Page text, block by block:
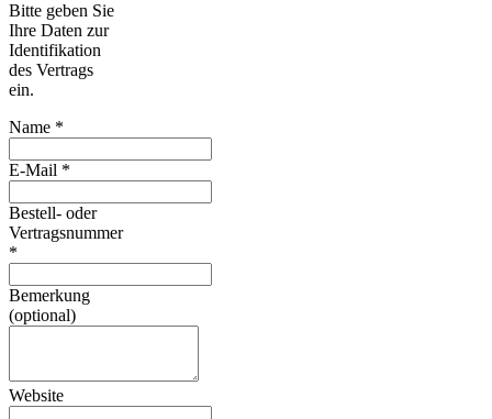
Bitte geben Sie
Ihre Daten zur
Identifikation
des Vertrags
ein.
Name *
E-Mail *
Bestell- oder
Vertragsnummer
*
Bemerkung
(optional)
Website